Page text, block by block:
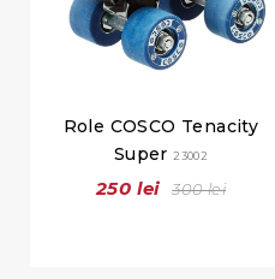
Role COSCO Tenacity
Super23002
250 lei 300 lei